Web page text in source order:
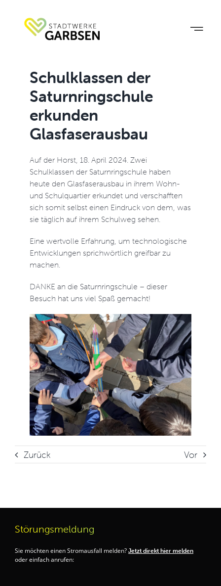
springen
Schulklassen der
Saturnringschule
erkunden
Glasfaserausbau
Auf der Horst, 18. April 2024. Zwei
Schulklassen der Saturnringschule haben
heute den Glasfaserausbau in ihrem Wohn-
und Schulquartier erkundet und verschafften
sich somit selbst einen Eindruck von dem, was
sie täglich auf ihrem Schulweg sehen.
Eine wertvolle Erfahrung, um technologische
Entwicklungen sprichwörtlich greifbar zu
machen.
DANKE an die Saturnringschule – dieser
Besuch hat uns viel Spaß gemacht!
Zurück Vor
Störungsmeldung
Sie möchten einen Stromausfall melden? Jetzt direkt hier melden
oder einfach anrufen: